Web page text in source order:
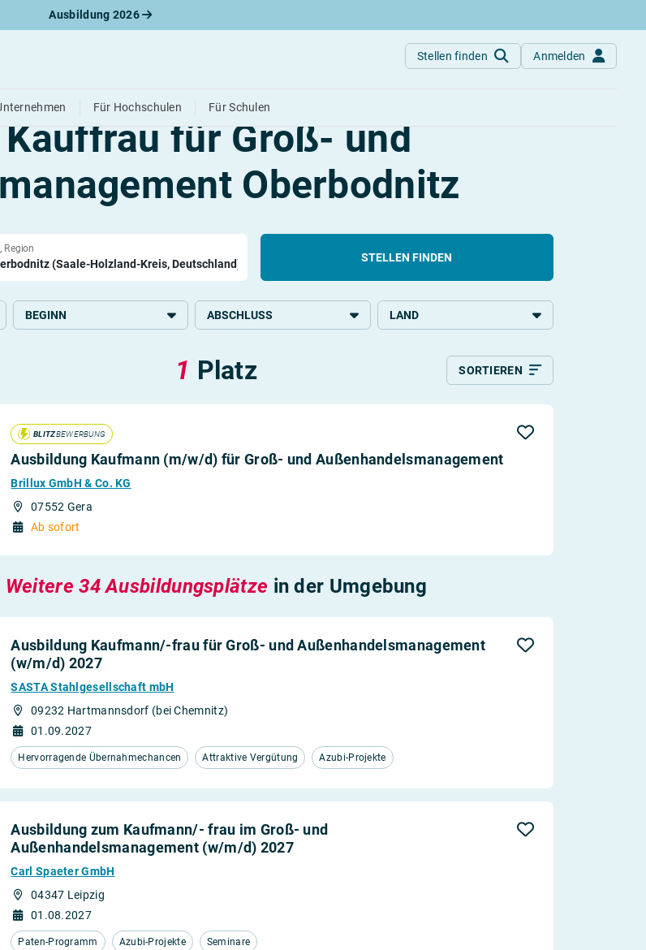
Ausbildung 2026
Stellen finden Anmelden
Für Hochschulen Für Schulen
für Groß- und
Oberbodnitz
Region
STELLEN FINDEN
BEGINN ABSCHLUSS LAND
Deutschland
1 Platz SORTIEREN
BLITZBEWERBUNG
Ausbildung Kaufmann (m/w/d) für Groß- und Außenhandelsmanagement
Brillux GmbH & Co. KG
07552 Gera
Ab sofort
Weitere 34 Ausbildungsplätze in der Umgebung
Ausbildung Kaufmann/-frau für Groß- und Außenhandelsmanagement
(w/m/d) 2027
SASTA Stahlgesellschaft mbH
09232 Hartmannsdorf (bei Chemnitz)
01.09.2027
Hervorragende Übernahmechancen Attraktive Vergütung Azubi-Projekte
Ausbildung zum Kaufmann/- frau im Groß- und
Außenhandelsmanagement (w/m/d) 2027
Carl Spaeter GmbH
04347 Leipzig
01.08.2027
Paten-Programm Azubi-Projekte Seminare